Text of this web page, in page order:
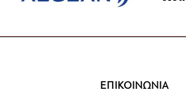
ΕΠΙΚΟΙΝΩΝΙΑ